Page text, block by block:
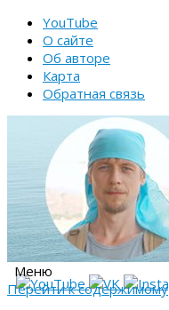
YouTube
О сайте
Об авторе
Карта
Обратная связь
Меню
Перейти к содержимому